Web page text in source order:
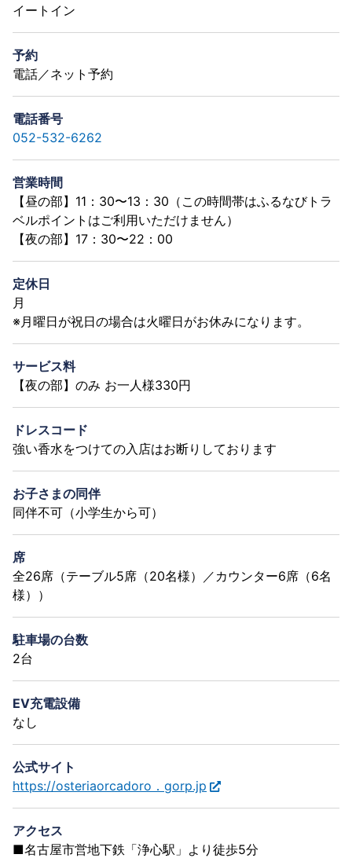
イートイン
予約
電話／ネット予約
電話番号
052-532-6262
営業時間
【昼の部】11：30〜13：30（この時間帯はふるなびトラ
ベルポイントはご利用いただけません）
【夜の部】17：30〜22：00
定休日
月
※月曜日が祝日の場合は火曜日がお休みになります。
サービス料
【夜の部】のみ お一人様330円
ドレスコード
強い香水をつけての入店はお断りしております
お子さまの同伴
同伴不可（小学生から可）
席
全26席（テーブル5席（20名様）／カウンター6席（6名
様））
駐車場の台数
2台
EV充電設備
なし
公式サイト
https://osteriaorcadoro．gorp.jp
アクセス
■名古屋市営地下鉄「浄心駅」より徒歩5分